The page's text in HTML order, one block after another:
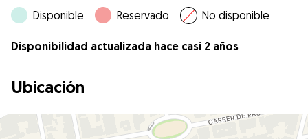
Disponible Reservado No disponible
Disponibilidad actualizada hace casi 2 años
Ubicación